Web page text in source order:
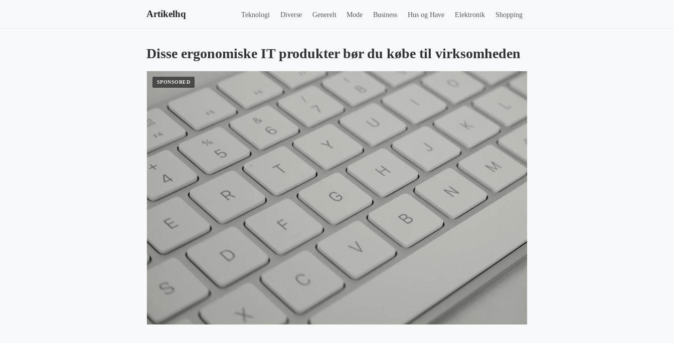
Artikelhq Teknologi Diverse Generelt Mode Business Hus og Have Elektronik Shopping
Disse ergonomiske IT produkter bør du købe til virksomheden